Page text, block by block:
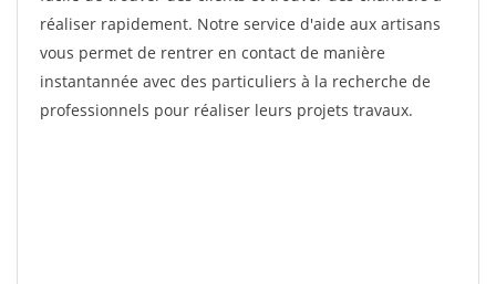
réaliser rapidement. Notre service d'aide aux artisans
vous permet de rentrer en contact de manière
instantannée avec des particuliers à la recherche de
professionnels pour réaliser leurs projets travaux.